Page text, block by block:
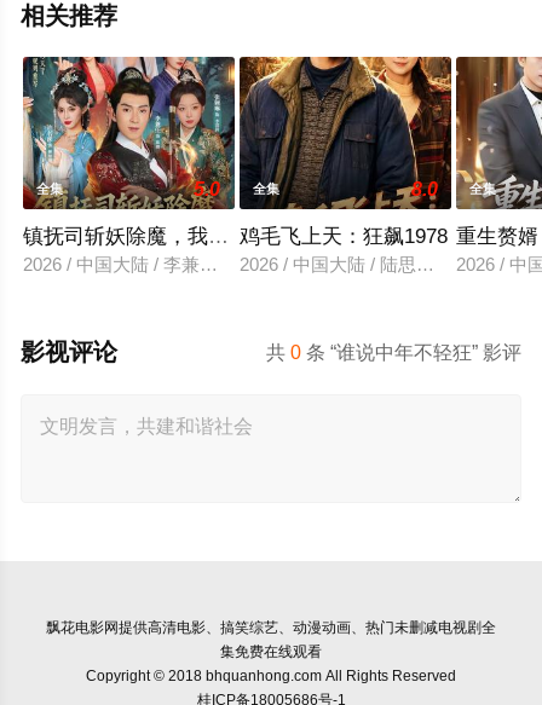
相关推荐
全集 5.0
镇抚司斩妖除魔，我的修为无上限
2026 / 中国大陆 / 李兼任＆张婉琳
全集 8.0
鸡毛飞上天：狂飙1978
2026 / 中国大陆 / 陆思羽＆张垫
全集
重生赘
2026 / 中
共0 条 “谁说中年不轻狂” 影评
影视评论
飘花电影网提供高清电影、搞笑综艺、动漫动画、热门未删减电视剧全
集免费在线观看
Copyright © 2018 bhquanhong.com All Rights Reserved
桂ICP备18005686号-1